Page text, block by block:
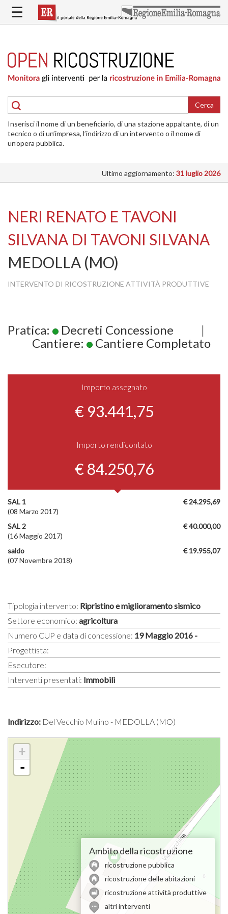
contenuto
RICOSTRUZIONE
PUBBLICA
DELLE
ABITAZIONI
RICOSTRUZIONE
ATTIVITÀ
INTERVENTI
SI
☰
Cerca
Inserisci il nome di un beneficiario, di una stazione appaltante, di un
tecnico o di un’impresa, l’indirizzo di un intervento o il nome di
un’opera pubblica.
Ultimo aggiornamento: 31 luglio 2026
NERI RENATO E TAVONI
SILVANA DI TAVONI SILVANA
MEDOLLA (MO)
INTERVENTO DI RICOSTRUZIONE ATTIVITÀ PRODUTTIVE
Pratica: Decreti Concessione
|
Cantiere:
Cantiere Completato
Importo assegnato
€ 93.441,75
Importo rendicontato
€ 84.250,76
€ 24.295,69
SAL 1
(08 Marzo 2017)
€ 40.000,00
SAL 2
(16 Maggio 2017)
€ 19.955,07
saldo
(07 Novembre 2018)
Tipologia intervento: Ripristino e miglioramento sismico
Settore economico: agricoltura
Numero CUP e data di concessione: 19 Maggio 2016 -
Progettista:
Esecutore:
Interventi presentati: Immobili
Indirizzo: Del Vecchio Mulino - MEDOLLA (MO)
+
-
Ambito della ricostruzione
ricostruzione pubblica
ricostruzione delle abitazioni
ricostruzione attività produttive
altri interventi